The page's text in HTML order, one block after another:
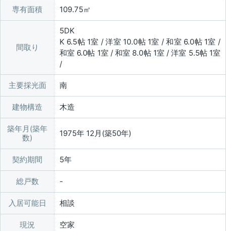
専有面積 109.75㎡
間取り
5DK
K 6.5帖 1室 / 洋室 10.0帖 1室 / 和室 6.0帖 1室 /
和室 6.0帖 1室 / 和室 8.0帖 1室 / 洋室 5.5帖 1室
/
主要採光面 南
建物構造 木造
築年月(築年
数)
1975年 12月(築50年)
契約期間 5年
総戸数
入居可能日 相談
現況 空家